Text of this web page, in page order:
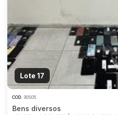
Lote 17
COD. 30505
Bens diversos